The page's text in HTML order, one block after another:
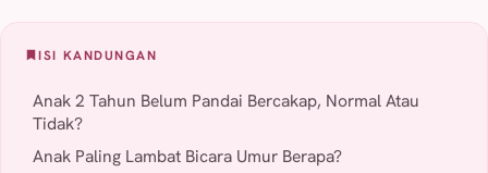
ISI KANDUNGAN
Anak 2 Tahun Belum Pandai Bercakap, Normal Atau
Tidak?
Anak Paling Lambat Bicara Umur Berapa?